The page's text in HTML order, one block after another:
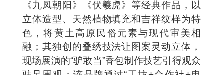
《九凤朝阳》《伏羲虎》等经典作品，以
立体造型、天然植物填充和吉祥纹样为特
色，将黄土高原民俗元素与现代审美相
融；其独创的叠绣技法让图案灵动立体，
现场展演的“驴敢当”香包制作技艺引得观众